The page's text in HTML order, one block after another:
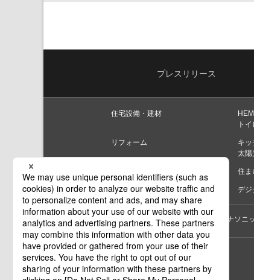
プレスリリース
住宅設備・建材
トイ
リフォーム キッ
太陽
住ま
家電商品 デジ
個人のお客様 法人のお客様 パナソニ
印刷